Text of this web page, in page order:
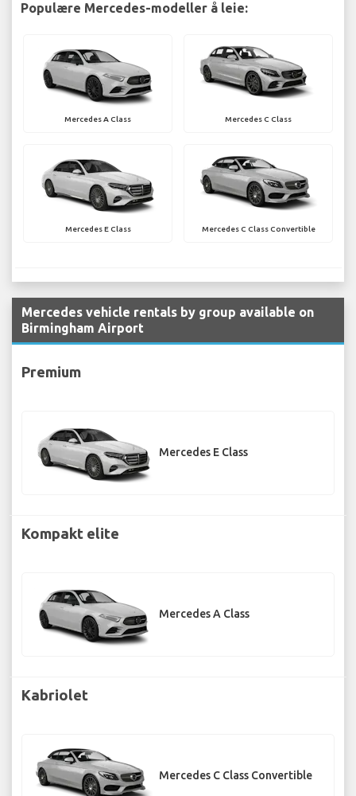
Populære Mercedes-modeller å leie:
Mercedes A Class Mercedes C Class
Mercedes E Class Mercedes C Class Convertible
Mercedes vehicle rentals by group available on
Birmingham Airport
Premium
Mercedes E Class
Kompakt elite
Mercedes A Class
Kabriolet
Mercedes C Class Convertible